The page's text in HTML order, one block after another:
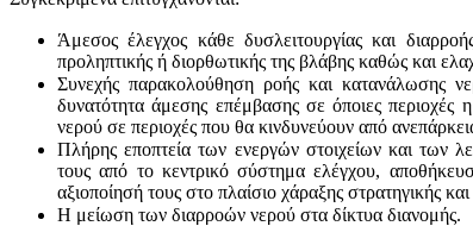
Άμεσος έλεγχος κάθε δυσλειτουργίας και
προληπτικής ή διορθωτικής της βλάβης καθώς και
Συνεχής παρακολούθηση ροής και κατανάλωσης
δυνατότητα άμεσης επέμβασης σε όποιες περιοχές
νερού σε περιοχές που θα κινδυνεύουν από
Πλήρης εποπτεία των ενεργών στοιχείων και των
τους από το κεντρικό σύστημα ελέγχου,
αξιοποίησή τους στο πλαίσιο χάραξης στρατηγικής
Η μείωση των διαρροών νερού στα δίκτυα διανομής.